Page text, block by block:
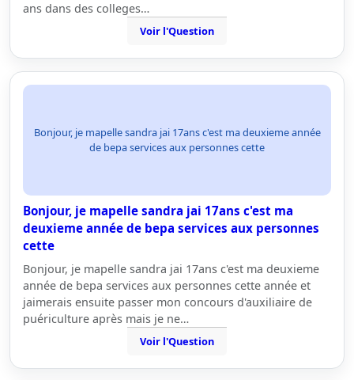
ans dans des colleges…
Voir l'Question
Bonjour, je mapelle sandra jai 17ans c'est ma deuxieme année
de bepa services aux personnes cette
Bonjour, je mapelle sandra jai 17ans c'est ma
deuxieme année de bepa services aux personnes
cette
Bonjour, je mapelle sandra jai 17ans c'est ma deuxieme
année de bepa services aux personnes cette année et
jaimerais ensuite passer mon concours d'auxiliaire de
puériculture après mais je ne…
Voir l'Question